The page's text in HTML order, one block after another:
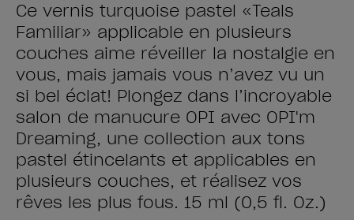
Ce vernis turquoise pastel «Teals
Familiar» applicable en plusieurs
couches aime réveiller la nostalgie en
vous, mais jamais vous n’avez vu un
si bel éclat! Plongez dans l’incroyable
salon de manucure OPI avec OPI'm
Dreaming, une collection aux tons
pastel étincelants et applicables en
plusieurs couches, et réalisez vos
rêves les plus fous. 15 ml (0,5 fl. Oz.)